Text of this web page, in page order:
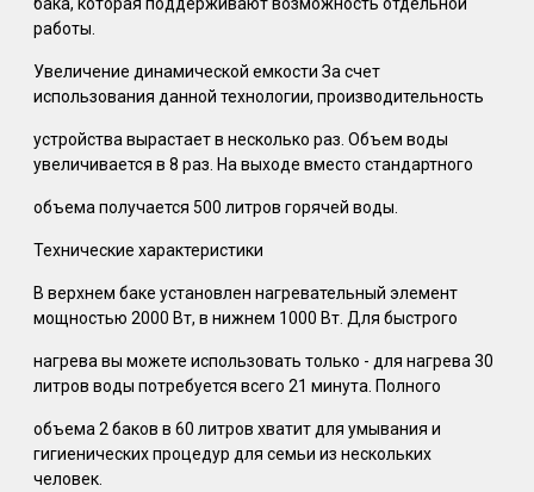
работы.
Увеличение динамической емкости За счет
использования данной технологии, производительность
устройства вырастает в несколько раз. Объем воды
увеличивается в 8 раз. На выходе вместо стандартного
объема получается 500 литров горячей воды.
Технические характеристики
В верхнем баке установлен нагревательный элемент
мощностью 2000 Вт, в нижнем 1000 Вт. Для быстрого
нагрева вы можете использовать только - для нагрева 30
литров воды потребуется всего 21 минута. Полного
объема 2 баков в 60 литров хватит для умывания и
гигиенических процедур для семьи из нескольких
человек.